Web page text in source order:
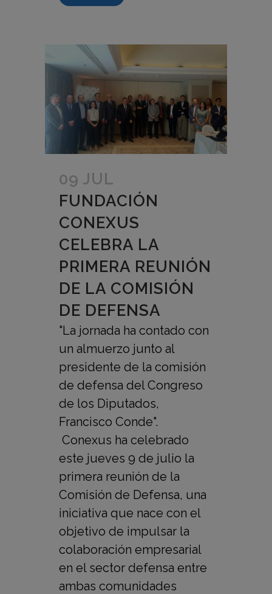
09 JUL
FUNDACIÓN
CONEXUS
CELEBRA LA
PRIMERA REUNIÓN
DE LA COMISIÓN
DE DEFENSA
"La jornada ha contado con
un almuerzo junto al
presidente de la comisión
de defensa del Congreso
de los Diputados,
Francisco Conde".
Conexus ha celebrado
este jueves 9 de julio la
primera reunión de la
Comisión de Defensa, una
iniciativa que nace con el
objetivo de impulsar la
colaboración empresarial
en el sector defensa entre
ambas comunidades